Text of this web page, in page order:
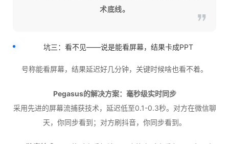
术底线。
坑三：看不见——说是能看屏幕，结果卡成PPT
号称能看屏幕，结果延迟好几分钟，关键时候啥也看不着。
Pegasus的解决方案：毫秒级实时同步
采用先进的屏幕流捕获技术，延迟低至0.1-0.3秒。对方在微信聊
天，你同步看到；对方刷抖音，你同步看到。